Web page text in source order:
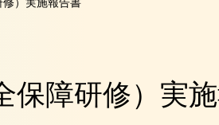
保障研修）実